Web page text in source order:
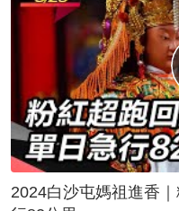
2024白沙屯媽祖進香｜粉